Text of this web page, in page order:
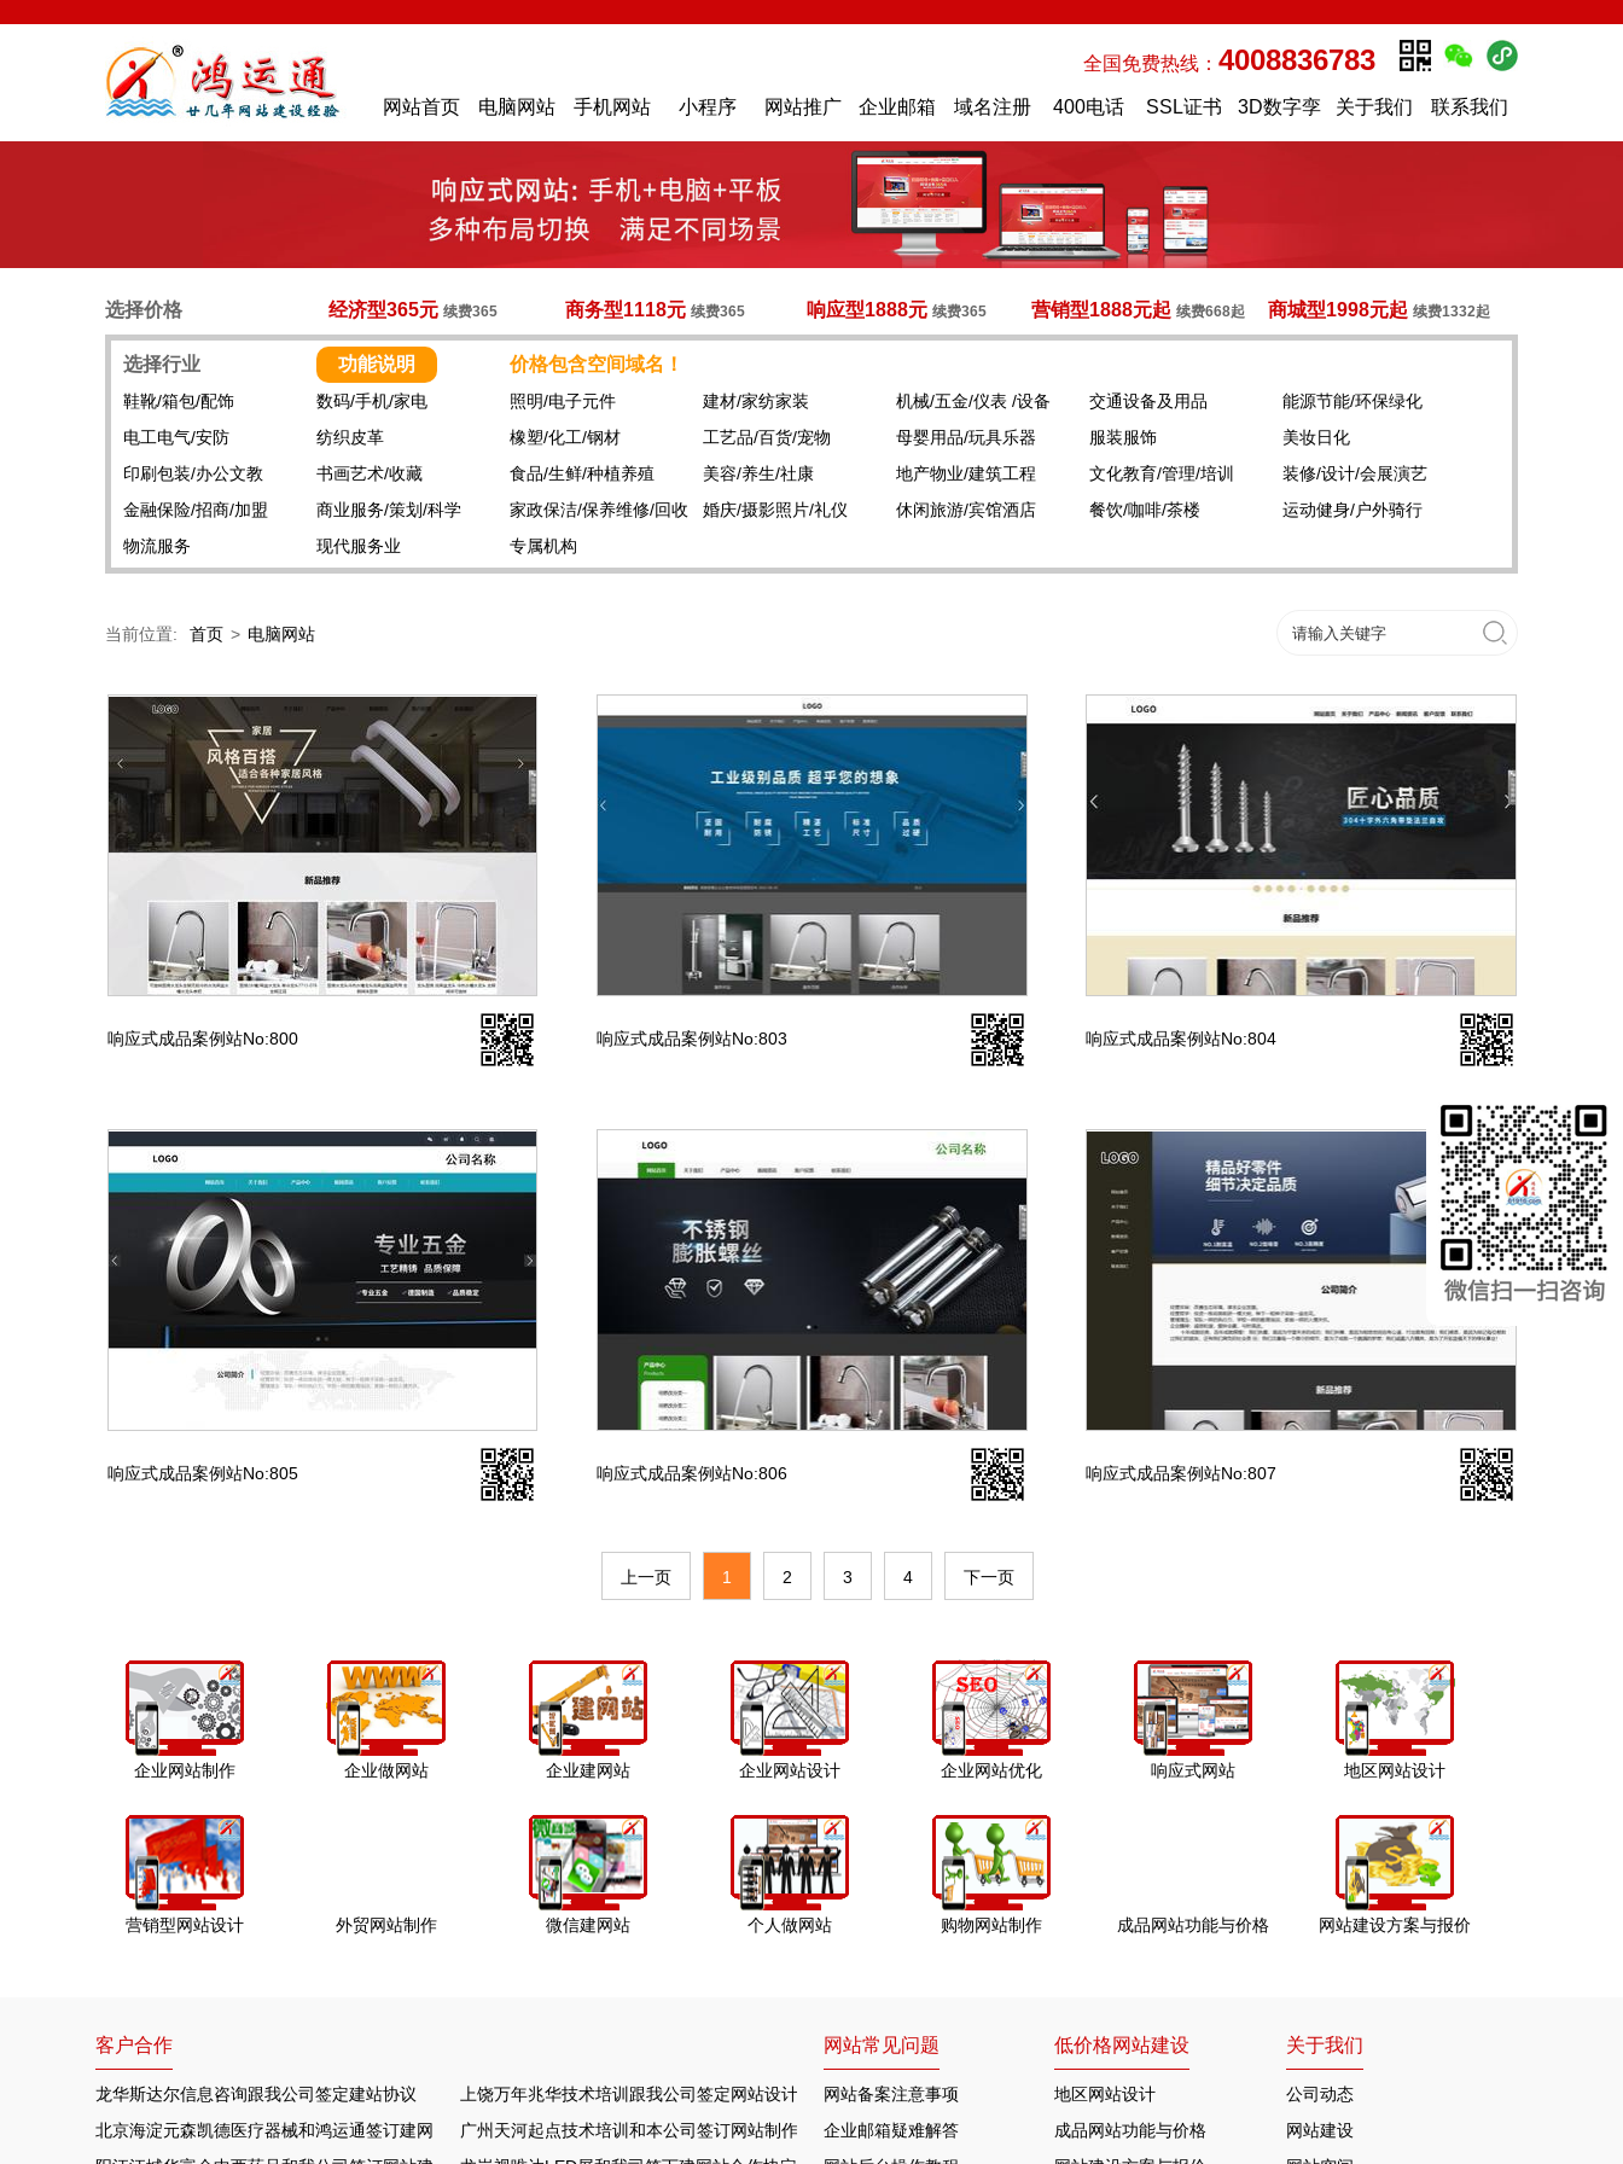
全国免费热线： 4008836783
网站首页 电脑网站 手机网站 小程序 网站推广 企业邮箱 域名注册 400电话 SSL证书 3D数字孪 关于我们 联系我们
选择价格 经济型365元 续费365 商务型1118元 续费365 响应型1888元 续费365 营销型1888元起 续费668起 商城型1998元起 续费1332起
选择行业 功能说明 价格包含空间域名！
鞋靴/箱包/配饰 数码/手机/家电 照明/电子元件 建材/家纺家装 机械/五金/仪表 /设备 交通设备及用品
能源节能/环保绿化
电工电气/安防
纺织皮革 橡塑/化工/钢材 工艺品/百货/宠物 母婴用品/玩具乐器 服装服饰
美妆日化
印刷包装/办公文教
书画艺术/收藏 食品/生鲜/种植养殖 美容/养生/社康 地产物业/建筑工程 文化教育/管理/培训
装修/设计/会展演艺
金融保险/招商/加盟
商业服务/策划/科学 家政保洁/保养维修/回收 婚庆/摄影照片/礼仪 休闲旅游/宾馆酒店 餐饮/咖啡/茶楼
运动健身/户外骑行
物流服务
现代服务业 专属机构
当前位置: 首页 > 电脑网站
响应式成品案例站No:800 响应式成品案例站No:803 响应式成品案例站No:804
响应式成品案例站No:805 响应式成品案例站No:806 响应式成品案例站No:807
上一页 1 2 3 4 下一页
企业网站制作 企业做网站 企业建网站 企业网站设计 企业网站优化 响应式网站 地区网站设计
营销型网站设计 外贸网站制作 微信建网站 个人做网站 购物网站制作 成品网站功能与价格 网站建设方案与报价
客户合作
龙华斯达尔信息咨询跟我公司签定建站协议
上饶万年兆华技术培训跟我公司签定网站设计合作协定
北京海淀元森凯德医疗器械和鸿运通签订建网站项目广州天河起点技术培训和本公司签订网站制作协议
网站常见问题
网站备案注意事项
企业邮箱疑难解答
低价格网站建设
地区网站设计
成品网站功能与价格
关于我们
公司动态
网站建设